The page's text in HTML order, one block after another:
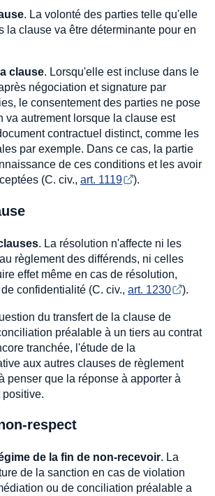
. La volonté des parties telle qu'elle
la clause va être déterminante pour en
clause. Lorsqu'elle est incluse dans le
négociation et signature par
le consentement des parties ne pose
va autrement lorsque la clause est
contractuel distinct, comme les
par exemple. Dans ce cas, la partie
de ces conditions et les avoir
(C. civ., art. 1119 ).
. La résolution n'affecte ni les
règlement des différends, ni celles
effet même en cas de résolution,
confidentialité (C. civ., art. 1230 ).
du transfert de la clause de
préalable à un tiers au contrat
tranchée, l'étude de la
aux autres clauses de règlement
penser que la réponse à apporter à
positive.
respect
de la fin de non-recevoir. La
de la sanction en cas de violation
ou de conciliation préalable a